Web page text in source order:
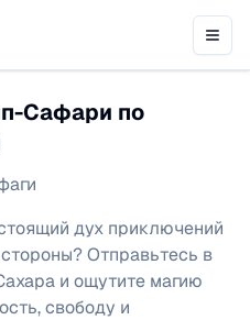
Сафари по
дух приключений
Отправьтесь в
и ощутите магию
свободу и